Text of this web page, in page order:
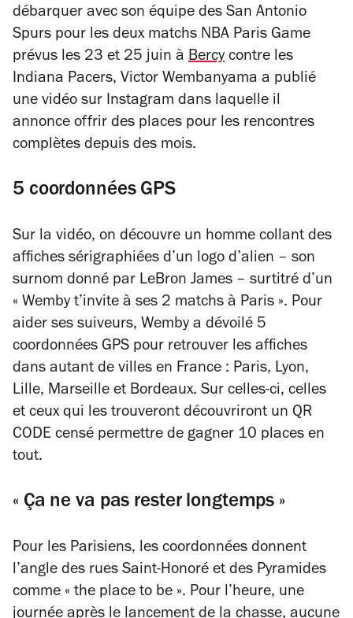
débarquer avec son équipe des San Antonio
Spurs pour les deux matchs NBA Paris Game
prévus les 23 et 25 juin à Bercycontre les
Indiana Pacers, Victor Wembanyama a publié
une vidéo sur Instagram dans laquelle il
annonce offrir des places pour les rencontres
complètes depuis des mois.
5 coordonnées GPS
Sur la vidéo, on découvre un homme collant des
affiches sérigraphiées d’un logo d’alien – son
surnom donné par LeBron James – surtitré d’un
« Wemby t’invite à ses 2 matchs à Paris ». Pour
aider ses suiveurs, Wemby a dévoilé 5
coordonnées GPS pour retrouver les affiches
dans autant de villes en France : Paris, Lyon,
Lille, Marseille et Bordeaux. Sur celles-ci, celles
et ceux qui les trouveront découvriront un QR
CODE censé permettre de gagner 10 places en
tout.
« Ça ne va pas rester longtemps »
Pour les Parisiens, les coordonnées donnent
l’angle des rues Saint-Honoré et des Pyramides
comme « the place to be ». Pour l’heure, une
journée après le lancement de la chasse, aucune